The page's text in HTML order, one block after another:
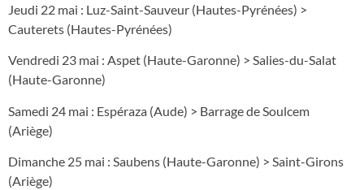
Jeudi 22 mai : Luz-Saint-Sauveur (Hautes-Pyrénées) >
Cauterets (Hautes-Pyrénées)
Vendredi 23 mai : Aspet (Haute-Garonne) > Salies-du-Salat
(Haute-Garonne)
Samedi 24 mai : Espéraza (Aude) > Barrage de Soulcem
(Ariège)
Dimanche 25 mai : Saubens (Haute-Garonne) > Saint-Girons
(Ariège)